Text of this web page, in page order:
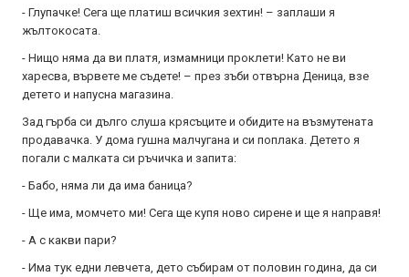
- Глупачке! Сега ще платиш всичкия зехтин! – заплаши я
жълтокосата.
- Нищо няма да ви платя, измамници проклети! Като не ви
харесва, вървете ме съдете! – през зъби отвърна Деница, взе
детето и напусна магазина.
Зад гърба си дълго слуша крясъците и обидите на възмутената
продавачка. У дома гушна малчугана и си поплака. Детето я
погали с малката си ръчичка и запита:
- Бабо, няма ли да има баница?
- Ще има, момчето ми! Сега ще купя ново сирене и ще я направя!
- А с какви пари?
- Има тук едни левчета, дето събирам от половин година, да си